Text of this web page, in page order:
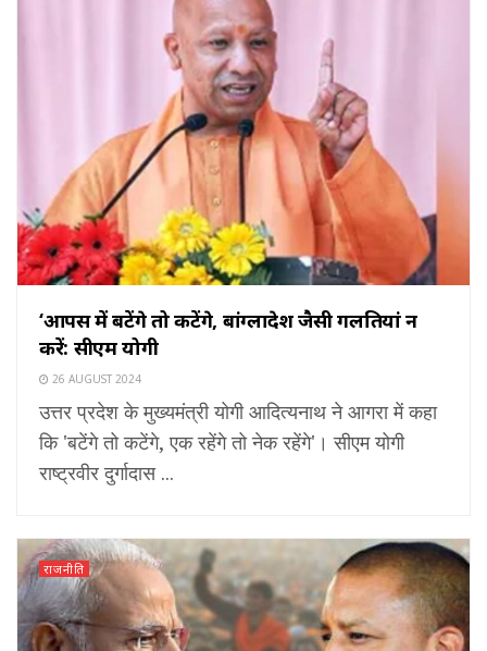
‘आपस में बटेंगे तो कटेंगे, बांग्‍लादेश जैसी गलतियां न
करें: सीएम योगी
26 AUGUST 2024
उत्तर प्रदेश के मुख्यमंत्री योगी आदित्यनाथ ने आगरा में कहा
कि 'बटेंगे तो कटेंगे, एक रहेंगे तो नेक रहेंगे'। सीएम योगी
राष्ट्रवीर दुर्गादास ...
राजनीति